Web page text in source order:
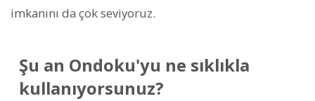
imkanını da çok seviyoruz.
Şu an Ondoku'yu ne sıklıkla
kullanıyorsunuz?